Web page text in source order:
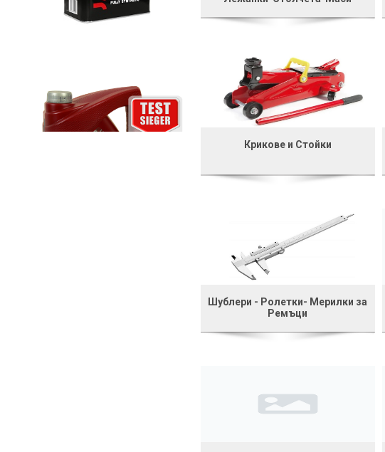
Крикове и Стойки
Шублери - Ролетки- Мерилки за
Ремъци